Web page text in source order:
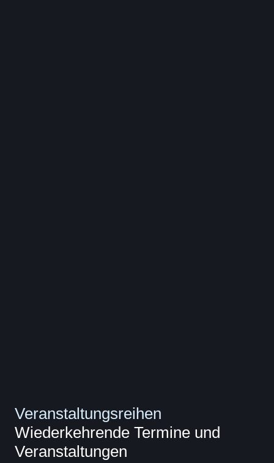
Veranstaltungsreihen
Wiederkehrende Termine und
Veranstaltungen